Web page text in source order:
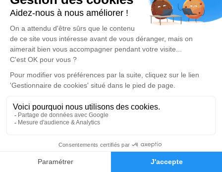
Faire-part Hommages
Cet endroit est un lieu d'expression dédié à honorer la
Un service de plantation d’arbre hommage est
disponible ici.
Je rends hommage
Cérémonie
jeudi 22 mai 2025 à 11h00
74290 Veyrier du Lac